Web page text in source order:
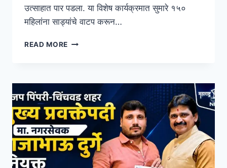
उत्साहात पार पडला. या विशेष कार्यक्रमात सुमारे १५०
महिलांना साड्यांचे वाटप करून…
READ MORE